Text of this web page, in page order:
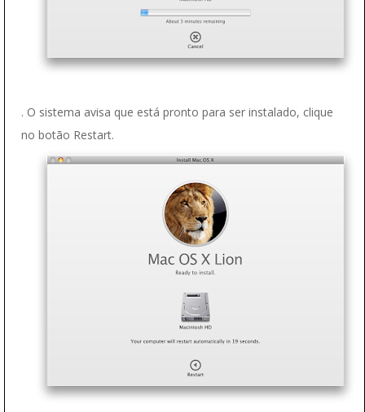
. O sistema avisa que está pronto para ser instalado, clique
no botão Restart.